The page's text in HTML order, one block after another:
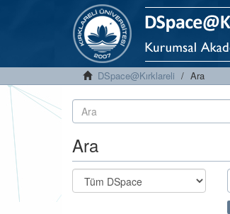
DSpace@Kırklareli Ara
Ara